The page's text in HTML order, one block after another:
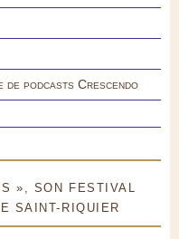
podcasts Crescendo
», SON FESTIVAL
SAINT-RIQUIER